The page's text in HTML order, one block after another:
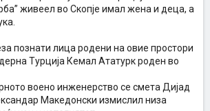
живеел во Скопје имал жена и деца, а
познати лица родени на овие простори
Турција Кемал Ататурк роден во
воено инженерство се смета Дијад
Македонски измислил низа